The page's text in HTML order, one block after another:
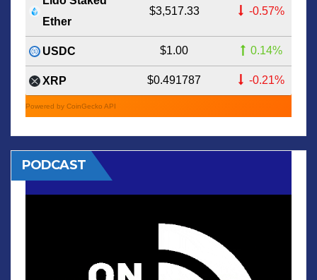
Ether
$3,517.33 -0.57%
USDC $1.00 0.14%
XRP $0.491787 -0.21%
Powered by CoinGecko API
PODCAST